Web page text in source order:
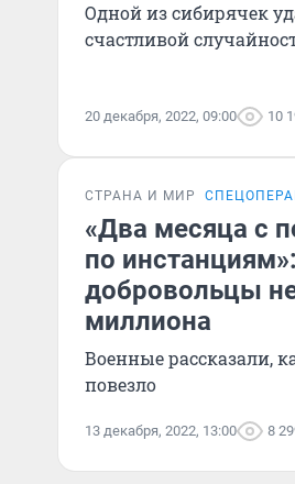
Одной из сибирячек
счастливой
20 декабря, 2022, 09:00 10
СТРАНА И МИР
«Два месяца с
по
добровольцы
миллиона
Военные рассказали,
повезло
13 декабря, 2022, 13:00 8